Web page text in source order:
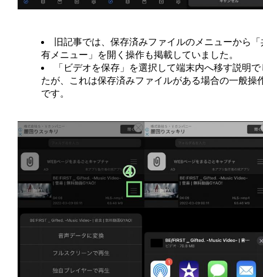
旧記事では、保存済みファイルのメニューから「
有メニュー」を開く操作も掲載していました。
「ビデオを保存」を選択して端末内へ移す説明で
たが、これは保存済みファイルがある場合の一般操
です。